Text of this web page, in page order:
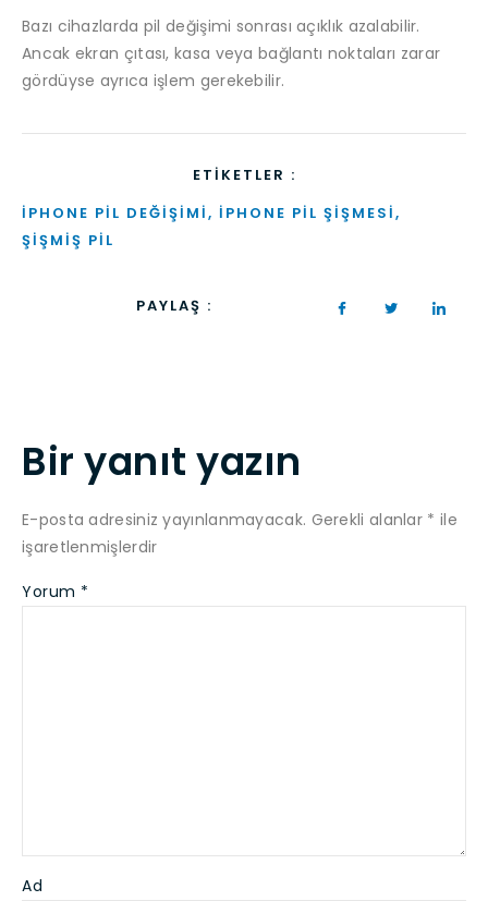
Bazı cihazlarda pil değişimi sonrası açıklık azalabilir.
Ancak ekran çıtası, kasa veya bağlantı noktaları zarar
gördüyse ayrıca işlem gerekebilir.
ETIKETLER :
IPHONE PIL DEĞIŞIMI, IPHONE PIL ŞIŞMESI,
ŞIŞMIŞ PIL
PAYLAŞ :
Bir yanıt yazın
E-posta adresiniz yayınlanmayacak. Gerekli alanlar * ile
işaretlenmişlerdir
Yorum *
Ad